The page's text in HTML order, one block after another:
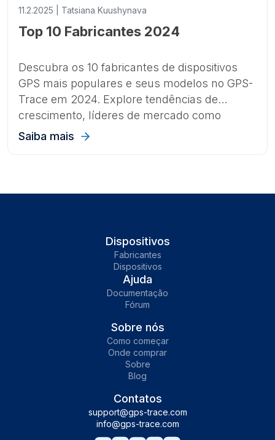
11.2.2025 | Tatsiana Kuushynava
Top 10 Fabricantes 2024
Descubra os 10 fabricantes de dispositivos
GPS mais populares e seus modelos no GPS-
Trace em 2024. Explore tendências de
crescimento, líderes de mercado como
Coban e Concox, e marcas emergentes que
Saiba mais
Dispositivos
Fabricantes
Dispositivos
Ajuda
Documentação
Fórum
Sobre nós
Como começar
Onde comprar
Sobre
Blog
Contatos
support@gps-trace.com
info@gps-trace.com